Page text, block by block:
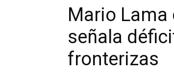
Mario Lama
señala
fronterizas